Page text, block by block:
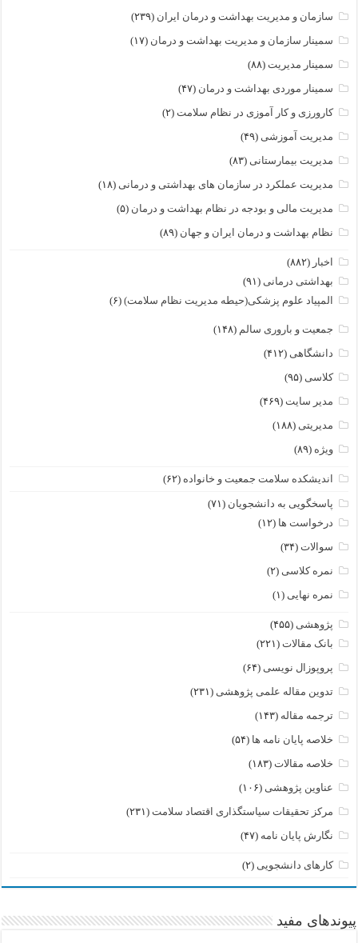
سازمان و مدیریت بهداشت و درمان ایران (۲۳۹)
سمینار سازمان و مدیریت بهداشت و درمان (۱۷)
سمینار مدیریت (۸۸)
سمینار موردی بهداشت و درمان (۴۷)
کارورزی و کار آموزی در نظام سلامت (۲)
مدیریت آموزشی (۴۹)
مدیریت بیمارستانی (۸۳)
مدیریت عملکرد در سازمان های بهداشتی و درمانی (۱۸)
مدیریت مالی و بودجه در نظام بهداشت و درمان (۵)
نظام بهداشت و درمان ایران و جهان (۸۹)
اخبار (۸۸۲)
بهداشتی درمانی (۹۱)
المپیاد علوم پزشکی(حیطه مدیریت نظام سلامت) (۶)
جمعیت و باروری سالم (۱۴۸)
دانشگاهی (۴۱۲)
کلاسی (۹۵)
مدیر سایت (۴۶۹)
مدیریتی (۱۸۸)
ویژه (۸۹)
اندیشکده سلامت جمعیت و خانواده (۶۲)
پاسخگویی به دانشجویان (۷۱)
درخواست ها (۱۲)
سوالات (۳۴)
نمره کلاسی (۲)
نمره نهایی (۱)
پژوهشی (۴۵۵)
بانک مقالات (۲۲۱)
پروپوزال نویسی (۶۴)
تدوین مقاله علمی پژوهشی (۲۳۱)
ترجمه مقاله (۱۴۳)
خلاصه پایان نامه ها (۵۴)
خلاصه مقالات (۱۸۳)
عناوین پژوهشی (۱۰۶)
مرکز تحقیقات سیاستگذاری اقتصاد سلامت (۲۳۱)
نگارش پایان نامه (۴۷)
کارهای دانشجویی (۲)
پیوندهای مفید